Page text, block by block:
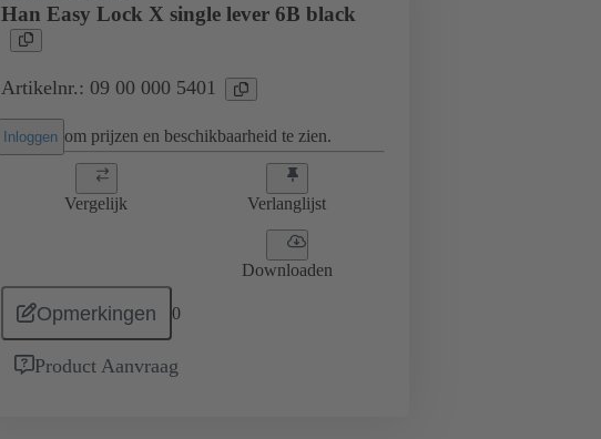
Han Easy Lock X single lever 6B black
Artikelnr.: 09 00 000 5401
Inloggen om prijzen en beschikbaarheid te zien.
Vergelijk Verlanglijst
Downloaden
Opmerkingen 0
Product Aanvraag